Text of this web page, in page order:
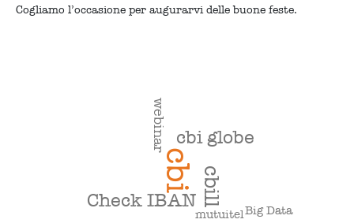
Cogliamo l’occasione per augurarvi delle buone feste.
cbi cbill
cbi globe
Check IBAN
webinar
mutuitelBig Data